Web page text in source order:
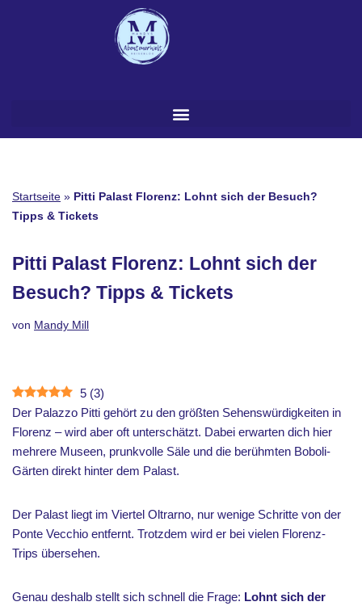
Startseite » Pitti Palast Florenz: Lohnt sich der Besuch?
Tipps & Tickets
Pitti Palast Florenz: Lohnt sich der
Besuch? Tipps & Tickets
von Mandy Mill
5 (3)
Der Palazzo Pitti gehört zu den größten Sehenswürdigkeiten in
Florenz – wird aber oft unterschätzt. Dabei erwarten dich hier
mehrere Museen, prunkvolle Säle und die berühmten Boboli-
Gärten direkt hinter dem Palast.
Der Palast liegt im Viertel Oltrarno, nur wenige Schritte von der
Ponte Vecchio entfernt. Trotzdem wird er bei vielen Florenz-
Trips übersehen.
Genau deshalb stellt sich schnell die Frage: Lohnt sich der